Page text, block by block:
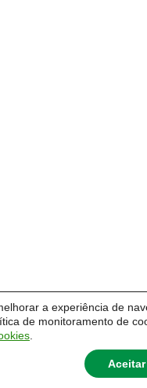
a experiência de
de monitoramento de
Aceitar